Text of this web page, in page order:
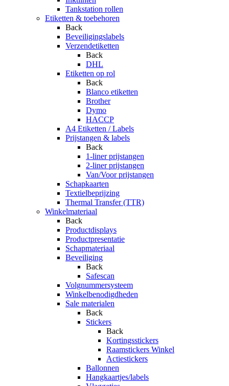
Tankstation rollen
Etiketten & toebehoren
Back
Beveiligingslabels
Verzendetiketten
Back
DHL
Etiketten op rol
Back
Blanco etiketten
Brother
Dymo
HACCP
A4 Etiketten / Labels
Prijstangen & labels
Back
1-liner prijstangen
2-liner prijstangen
Van/Voor prijstangen
Schapkaarten
Textielbeprijzing
Thermal Transfer (TTR)
Winkelmateriaal
Back
Productdisplays
Productpresentatie
Schapmateriaal
Beveiliging
Back
Safescan
Volgnummersysteem
Winkelbenodigdheden
Sale materialen
Back
Stickers
Back
Kortingsstickers
Raamstickers Winkel
Actiestickers
Ballonnen
Hangkaartjes/labels